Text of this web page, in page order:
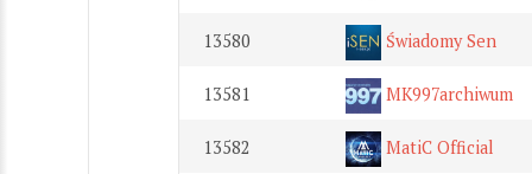
13580 Świadomy Sen
13581 MK997archiwum
13582 MatiC Official